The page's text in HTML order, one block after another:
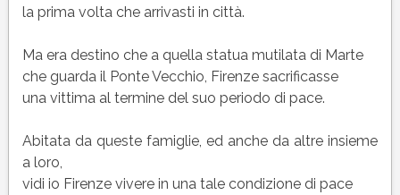
la prima volta che arrivasti in città.
Ma era destino che a quella statua mutilata di Marte
che guarda il Ponte Vecchio, Firenze sacrificasse
una vittima al termine del suo periodo di pace.
Abitata da queste famiglie, ed anche da altre insieme
a loro,
vidi io Firenze vivere in una tale condizione di pace